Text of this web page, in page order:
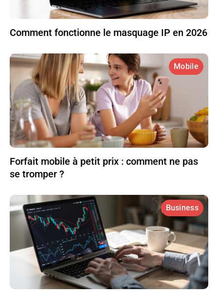
Comment fonctionne le masquage IP en 2026
Mobile
Forfait mobile à petit prix : comment ne pas
se tromper ?
Business